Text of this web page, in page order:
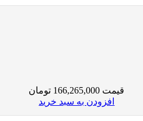
قیمت 166,265,000 تومان
افزودن به سبد خرید